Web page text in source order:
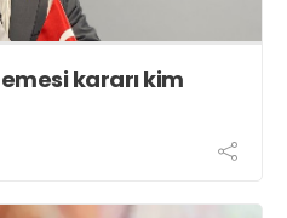
kararı kim